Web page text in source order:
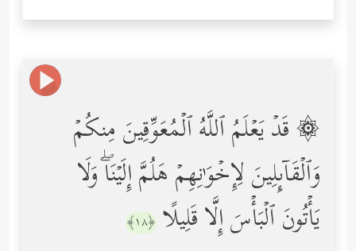
۞ قَدۡ یَعۡلَمُ ٱللَّهُ ٱلۡمُعَوِّقِینَ مِنكُمۡ
وَٱلۡقَاۤىِٕلِینَ لِإِخۡوَ ٰ⁠نِهِمۡ هَلُمَّ إِلَیۡنَاۖ وَلَا
یَأۡتُونَ ٱلۡبَأۡسَ إِلَّا قَلِیلًا ﴿١٨﴾